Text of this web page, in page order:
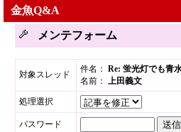
金魚Q&A
メンテフォーム
対象スレッド
件名： Re: 蛍光灯でも青
名前： 上田義文
処理選択
パスワード